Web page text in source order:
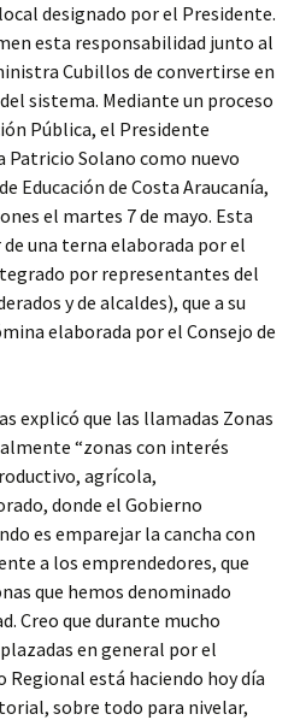
designado por el Presidente.
esta responsabilidad junto al
Cubillos de convertirse en
sistema. Mediante un proceso
Pública, el Presidente
Patricio Solano como nuevo
Educación de Costa Araucanía,
el martes 7 de mayo. Esta
una terna elaborada por el
por representantes del
y de alcaldes), que a su
elaborada por el Consejo de
explicó que las llamadas Zonas
“zonas con interés
agrícola,
donde el Gobierno
es emparejar la cancha con
a los emprendedores, que
que hemos denominado
Creo que durante mucho
en general por el
Regional está haciendo hoy día
sobre todo para nivelar,